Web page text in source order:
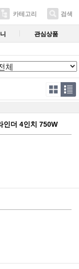
카테고리 검색
관심상품
인더 4인치 750W